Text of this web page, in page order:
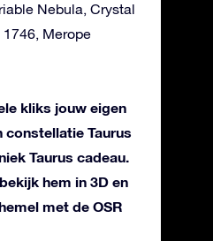
Nebula, Crystal
Merope
kliks jouw eigen
constellatie Taurus
Taurus cadeau.
hem in 3D en
met de OSR